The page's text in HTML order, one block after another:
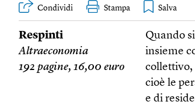
Condividi Stampa
Respinti
Altraeconomia
192 pagine, 16,00 euro
Quando
insieme
collettivo,
cioè le
e di